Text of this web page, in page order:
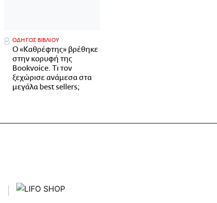
ΟΔΗΓΟΣ ΒΙΒΛΙΟΥ
Ο «Καθρέφτης» βρέθηκε
στην κορυφή της
Bookvoice. Τι τον
ξεχώρισε ανάμεσα στα
μεγάλα best sellers;